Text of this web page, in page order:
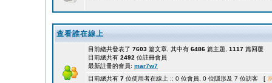
查看誰在線上
目前總共發表了 7603 篇文章, 其中有 6486 篇主題, 1117 篇回覆
目前總共有 2492 位註冊會員
最新註冊的會員: mar7w7
目前總共有 7 位使用者在線上 :: 0 位會員, 0 位隱形及 7 位訪客 [